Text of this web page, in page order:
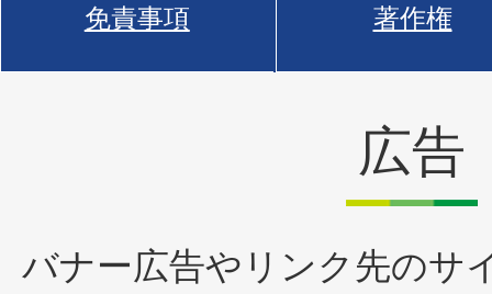
免責事項 著作権
広告
バナー広告やリンク先のサ